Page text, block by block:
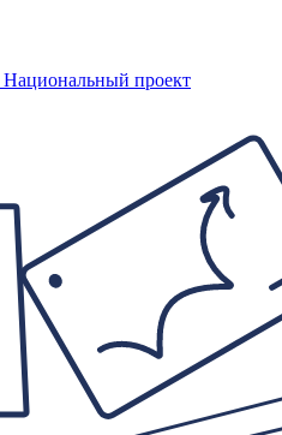
Национальный проект